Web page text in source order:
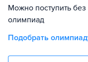
Можно поступить
олимпиад
Подобрать